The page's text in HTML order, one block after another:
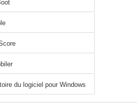
du logiciel pour Windows